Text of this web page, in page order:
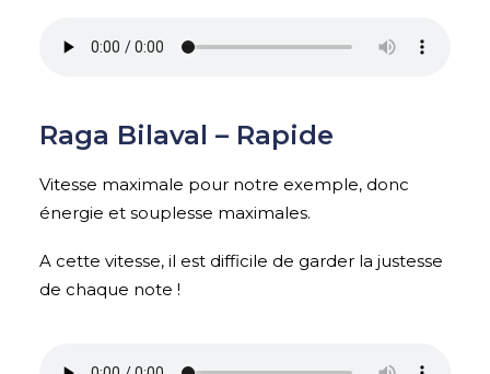
Raga Bilaval – Rapide
Vitesse maximale pour notre exemple, donc
énergie et souplesse maximales.
A cette vitesse, il est difficile de garder la justesse
de chaque note !